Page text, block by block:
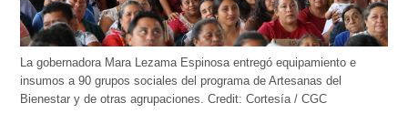
La gobernadora Mara Lezama Espinosa entregó equipamiento e
insumos a 90 grupos sociales del programa de Artesanas del
Bienestar y de otras agrupaciones.Credit: Cortesía / CGC